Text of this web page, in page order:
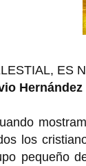
ES
Hernández
los
pequeño